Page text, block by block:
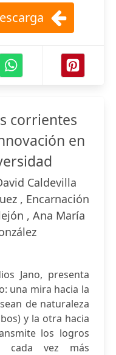
corrientes
en
Caldevilla
, Encarnación
, Ana María
Jano, presenta
una mira hacia la
de naturaleza
y la otra hacia
los logros
cada vez más